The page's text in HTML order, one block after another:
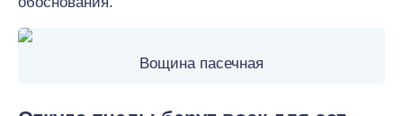
Вощина пасечная